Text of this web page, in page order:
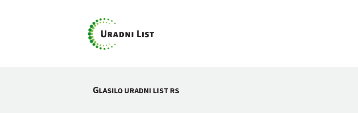
GLASILO URADNI LIST RS